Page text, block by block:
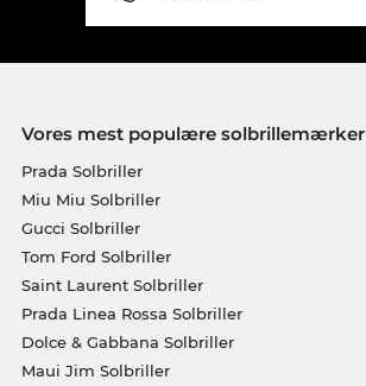
Vores mest populære solbrillemærker
Prada Solbriller
Miu Miu Solbriller
Gucci Solbriller
Tom Ford Solbriller
Saint Laurent Solbriller
Prada Linea Rossa Solbriller
Dolce & Gabbana Solbriller
Maui Jim Solbriller